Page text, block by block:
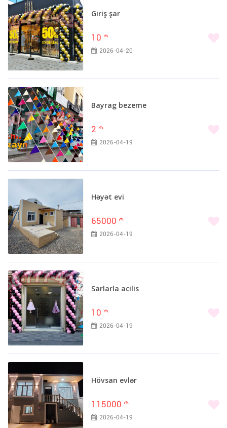
Giriş şar
10 m
2026-04-20
Bayrag bezeme
2 m
2026-04-19
Həyət evi
65000 m
2026-04-19
Sarlarla acilis
10 m
2026-04-19
Hövsan evlər
115000 m
2026-04-19